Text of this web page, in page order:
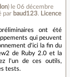
) le 06 décembre
par baud123. Licence
ont été
qui peuvent
d'ici la fin du
de Ruby 2.0 et la
l'un de ces outils,
tests.